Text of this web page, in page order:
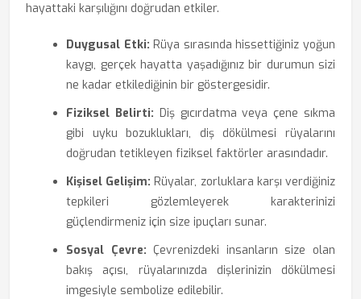
hayattaki karşılığını doğrudan etkiler.
Duygusal Etki: Rüya sırasında hissettiğiniz yoğun
kaygı, gerçek hayatta yaşadığınız bir durumun sizi
ne kadar etkilediğinin bir göstergesidir.
Fiziksel Belirti: Diş gıcırdatma veya çene sıkma
gibi uyku bozuklukları, diş dökülmesi rüyalarını
doğrudan tetikleyen fiziksel faktörler arasındadır.
Kişisel Gelişim: Rüyalar, zorluklara karşı verdiğiniz
tepkileri gözlemleyerek karakterinizi
güçlendirmeniz için size ipuçları sunar.
Sosyal Çevre: Çevrenizdeki insanların size olan
bakış açısı, rüyalarınızda dişlerinizin dökülmesi
imgesiyle sembolize edilebilir.